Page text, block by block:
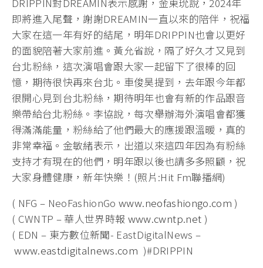
即將進入尾聲，謝謝DREAMIN一直以來的陪伴，祝福
大家在這一年有好的結尾，明年DRIPPIN也會以更好
的面貌陪著大家前進。黃允省說，隔了好久才又見到
台北粉絲，這次演唱會跟大家一起留下了很棒的回
憶，期待很快再來台北。車俊昊提到，去年跟今年都
很開心見到台北粉絲，期待明年也會有新的作品跟音
樂帶給台北粉絲。李協說，每次舉辦海外演唱會都獲
得滿滿能量，粉絲給了他們最大的應援跟溫暖，真的
非常幸福。金敏緒表示，出道以來這四年因為有粉絲
支持才有現在的他們，明年跟以後也請多多照顧，祝
大家身體健康，新年快樂！(照片:Hit Fm聯播網)
( NFG – NeoFashionGowww.neofashiongo.com )
( CWNTP – 華人世界時報 www.cwntp.net )
( EDN – 東方數位新聞- EastDigitalNews –
www.eastdigitalnews.com )#DRIPPIN